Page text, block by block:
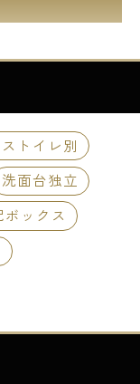
トイレ別
洗面台独立
ボックス